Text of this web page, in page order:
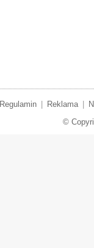
Regulamin Reklama
©